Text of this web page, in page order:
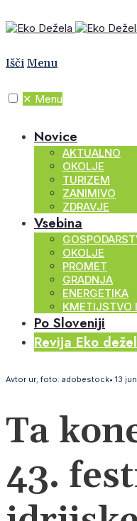
Išči Menu
✕ Menu
Novice
AKTUALNO
OKOLJE
TURIZEM
ZANIMIVO
ZDRAVJE
Vsebina
OKOLJE
PROMET
GRADNJA
ENERGETIKA
KMETIJSTVO
Po Sloveniji
Revija Eko
Avtor ur; foto: adobestock• 13
Ta
43.